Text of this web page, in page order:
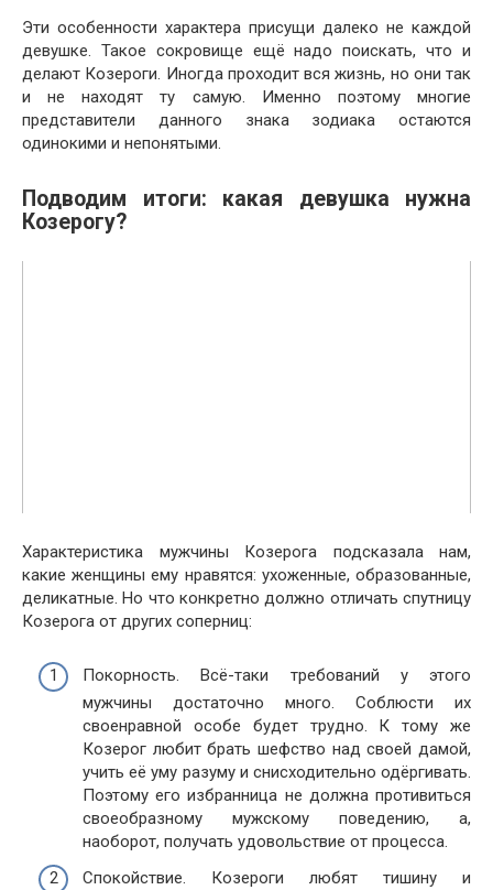
Эти особенности характера присущи далеко не каждой
девушке. Такое сокровище ещё надо поискать, что и
делают Козероги. Иногда проходит вся жизнь, но они так
и не находят ту самую. Именно поэтому многие
представители данного знака зодиака остаются
одинокими и непонятыми.
Подводим итоги: какая девушка нужна
Козерогу?
Характеристика мужчины Козерога подсказала нам,
какие женщины ему нравятся: ухоженные, образованные,
деликатные. Но что конкретно должно отличать спутницу
Козерога от других соперниц:
Покорность. Всё-таки требований у этого
мужчины достаточно много. Соблюсти их
своенравной особе будет трудно. К тому же
Козерог любит брать шефство над своей дамой,
учить её уму разуму и снисходительно одёргивать.
Поэтому его избранница не должна противиться
своеобразному мужскому поведению, а,
наоборот, получать удовольствие от процесса.
Спокойствие. Козероги любят тишину и